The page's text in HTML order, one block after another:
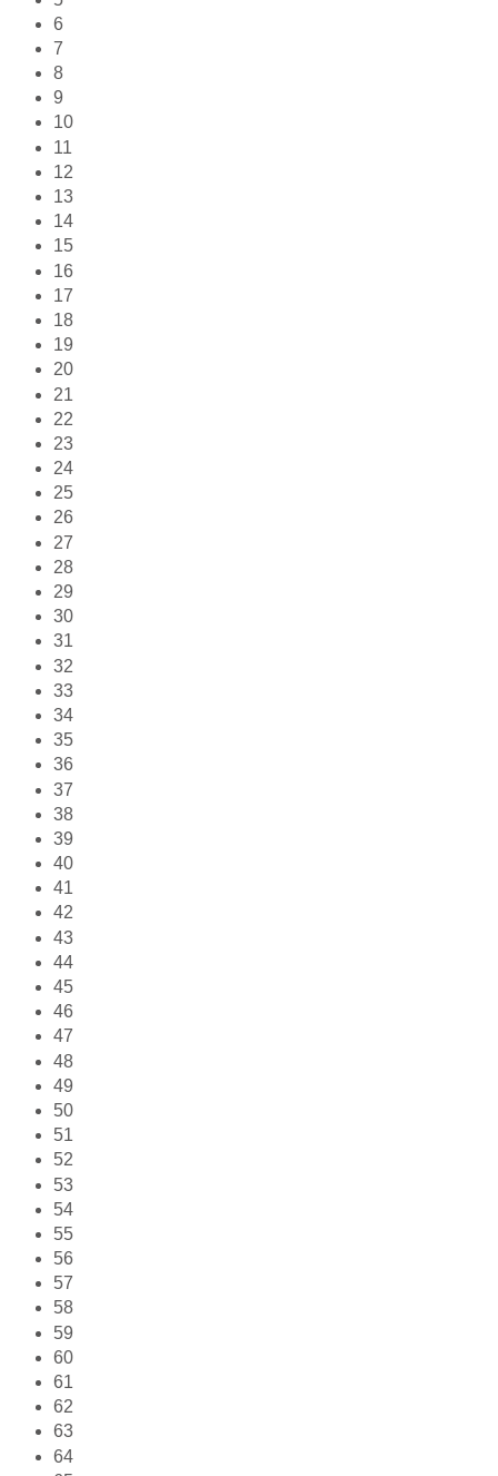
6
7
8
9
10
11
12
13
14
15
16
17
18
19
20
21
22
23
24
25
26
27
28
29
30
31
32
33
34
35
36
37
38
39
40
41
42
43
44
45
46
47
48
49
50
51
52
53
54
55
56
57
58
59
60
61
62
63
64